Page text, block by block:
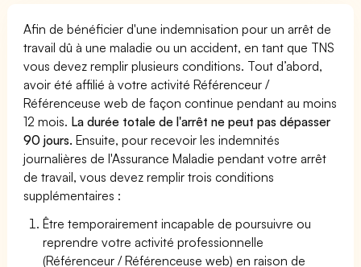
Afin de bénéficier d'une indemnisation pour un arrêt de
travail dû à une maladie ou un accident, en tant que TNS
vous devez remplir plusieurs conditions. Tout d’abord,
avoir été affilié à votre activité Référenceur /
Référenceuse web de façon continue pendant au moins
12 mois. La durée totale de l'arrêt ne peut pas dépasser
90 jours. Ensuite, pour recevoir les indemnités
journalières de l'Assurance Maladie pendant votre arrêt
de travail, vous devez remplir trois conditions
supplémentaires :
Être temporairement incapable de poursuivre ou
reprendre votre activité professionnelle
(Référenceur / Référenceuse web) en raison de